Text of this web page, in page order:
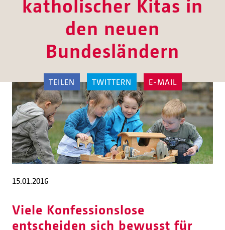
katholischer Kitas in
den neuen
Bundesländern
TEILEN TWITTERN E-MAIL
15.01.2016
Viele Konfessionslose
entscheiden sich bewusst für